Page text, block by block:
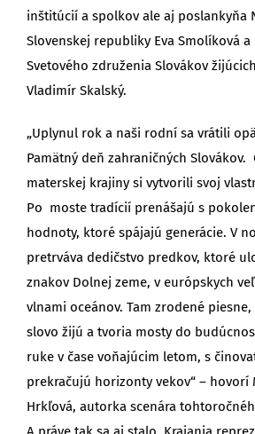
inštitúcií a spolkov ale aj poslankyňa
Slovenskej republiky Eva Smolíková a
Svetového združenia Slovákov
Vladimír Skalský.
„Uplynul rok a naši rodní sa vrátili
Pamätný deň zahraničných Slovákov.
materskej krajiny si vytvorili svoj
Po moste tradícií prenášajú s
hodnoty, ktoré spájajú generácie. V
pretrváva dedičstvo predkov, ktoré
znakov Dolnej zeme, v európskych
vlnami oceánov. Tam zrodené
slovo žijú a tvoria mosty do
ruke v čase voňajúcim letom, s
prekračujú horizonty vekov“ – hovorí
Hrkľová, autorka scenára